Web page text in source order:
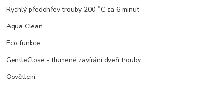
Rychlý předohřev trouby 200 ˚C za 6 minut
Aqua Clean
Eco funkce
GentleClose - tlumené zavírání dveří trouby
Osvětlení